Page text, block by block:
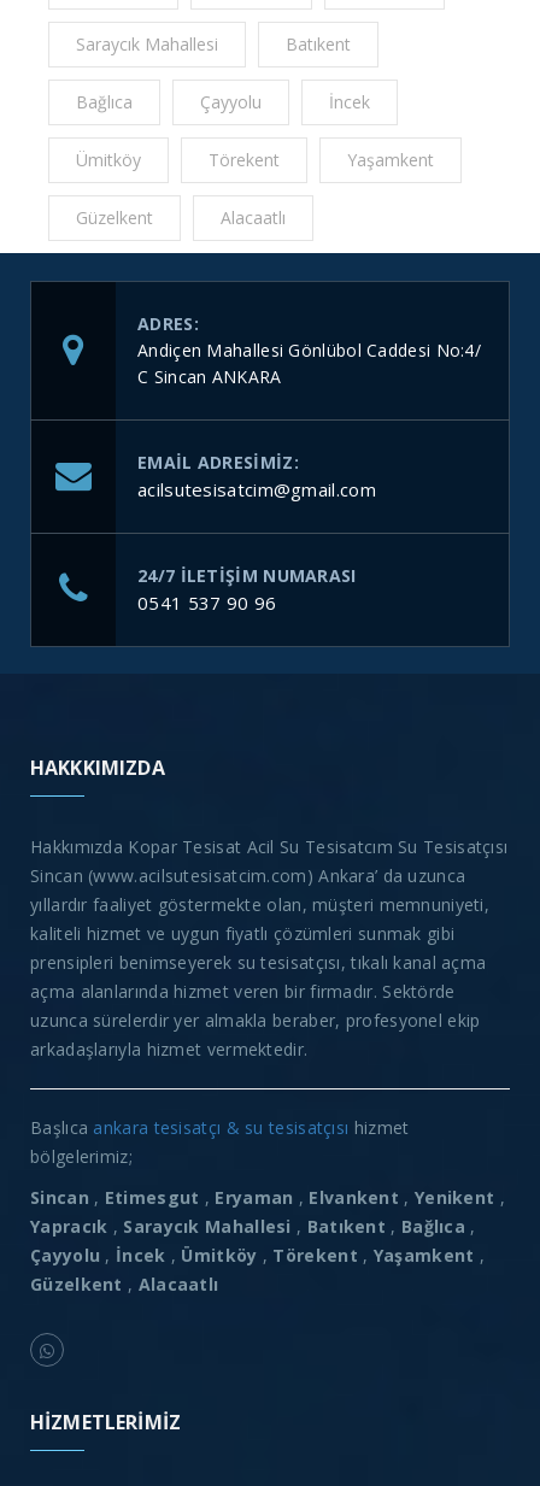
Saraycık Mahallesi Batıkent
Bağlıca Çayyolu İncek
Ümitköy Törekent Yaşamkent
Güzelkent Alacaatlı
ADRES:
Andiçen Mahallesi Gönlübol Caddesi No:4/
C Sincan ANKARA
EMAIL ADRESIMIZ:
acilsutesisatcim@gmail.com
24/7 ILETIŞIM NUMARASI
0541 537 90 96
HAKKKIMIZDA
Hakkımızda Kopar Tesisat Acil Su Tesisatcım Su Tesisatçısı
Sincan (www.acilsutesisatcim.com) Ankara’ da uzunca
yıllardır faaliyet göstermekte olan, müşteri memnuniyeti,
kaliteli hizmet ve uygun fiyatlı çözümleri sunmak gibi
prensipleri benimseyerek su tesisatçısı, tıkalı kanal açma
açma alanlarında hizmet veren bir firmadır. Sektörde
uzunca sürelerdir yer almakla beraber, profesyonel ekip
arkadaşlarıyla hizmet vermektedir.
Başlıca ankara tesisatçı & su tesisatçısı hizmet
bölgelerimiz;
Sincan , Etimesgut , Eryaman , Elvankent , Yenikent ,
Yapracık , Saraycık Mahallesi , Batıkent , Bağlıca ,
Çayyolu , İncek , Ümitköy , Törekent , Yaşamkent ,
Güzelkent , Alacaatlı
HIZMETLERIMIZ